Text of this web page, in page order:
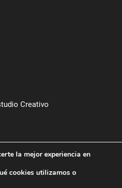
Creativo
la mejor experiencia en
cookies utilizamos o